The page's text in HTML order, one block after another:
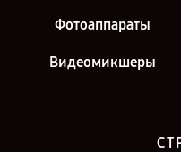
Фотоаппараты
Видеомикшеры